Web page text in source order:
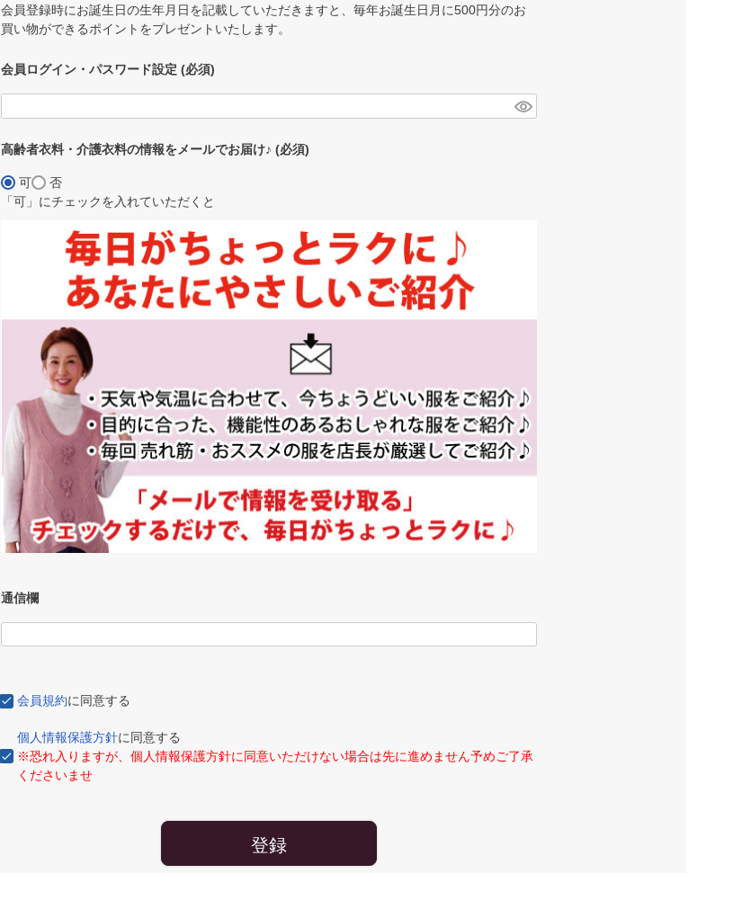
会員登録時にお誕生日の生年月日を記載していただきますと、毎年お誕生日月に500円分のお
買い物ができるポイントをプレゼントいたします。
会員ログイン・パスワード設定 (必須)
高齢者衣料・介護衣料の情報をメールでお届け♪ (必須)
可
否
「可」にチェックを入れていただくと
通信欄
会員規約に同意する
個人情報保護方針に同意する
※恐れ入りますが、個人情報保護方針に同意いただけない場合は先に進めません予めご了承
くださいませ
登録